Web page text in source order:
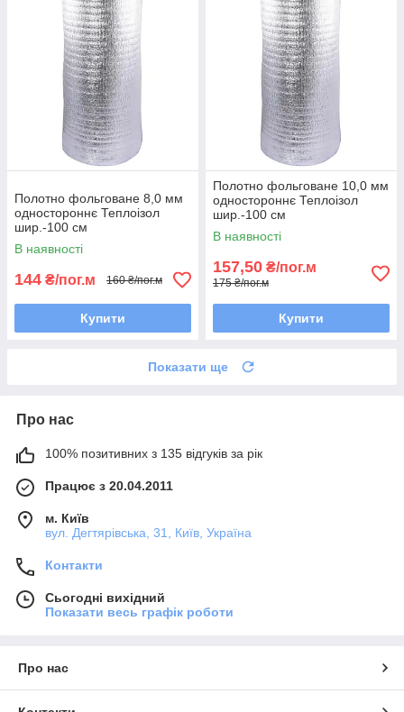
Полотно фольговане 8,0 мм
одностороннє Теплоізол
шир.-100 см
В наявності
144 ₴/пог.м 160 ₴/пог.м
Купити
Полотно фольговане 10,0 мм
одностороннє Теплоізол
шир.-100 см
В наявності
157,50 ₴/пог.м
175 ₴/пог.м
Купити
Показати ще
Про нас
100% позитивних з 135 відгуків за рік
Працює з 20.04.2011
м. Київ
вул. Дегтярівська, 31, Київ, Україна
Контакти
Сьогодні вихідний
Показати весь графік роботи
Про нас